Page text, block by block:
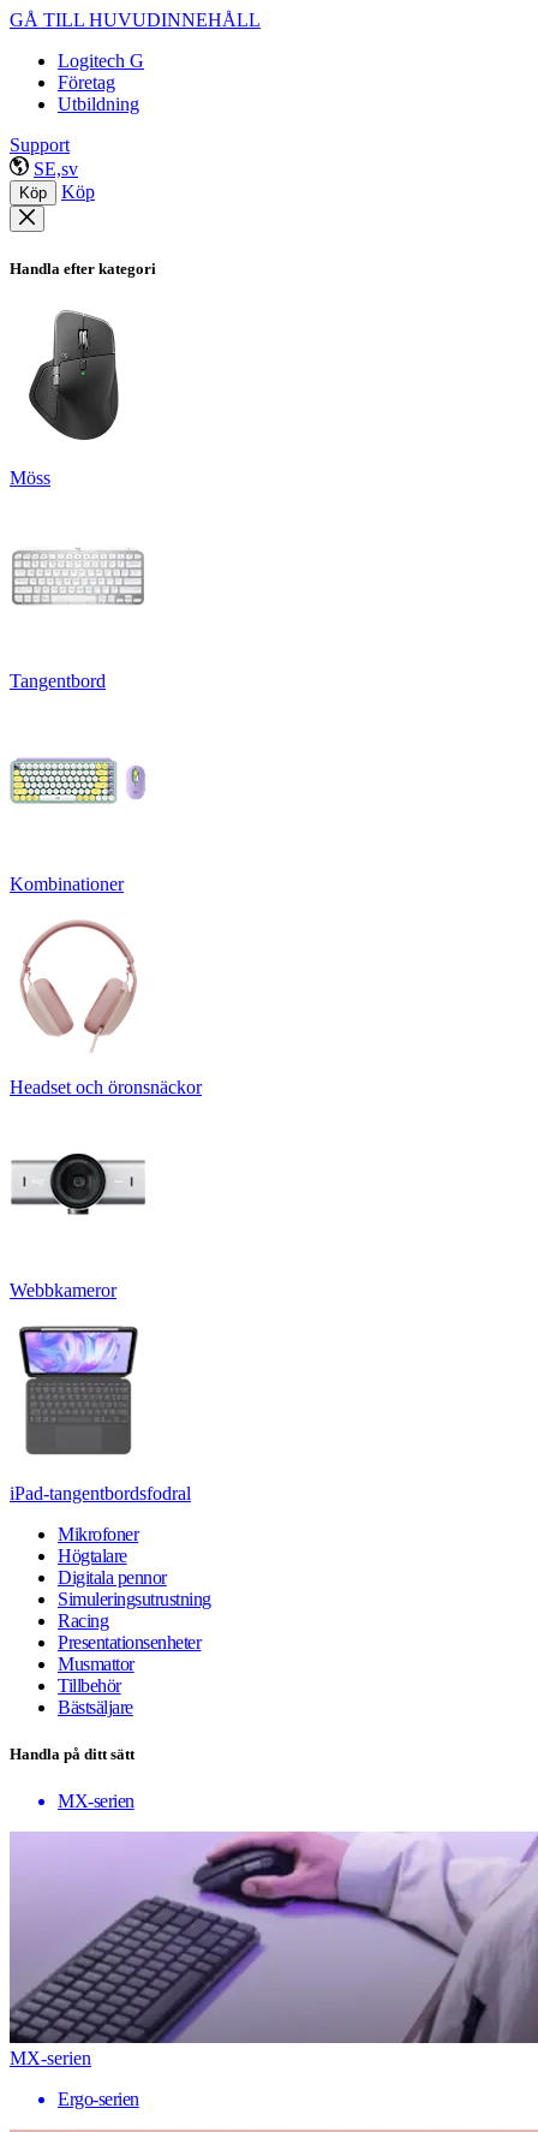
GÅ TILL HUVUDINNEHÅLL
Logitech G
Företag
Utbildning
Support
SE,sv
Köp Köp
Handla efter kategori
Möss
Tangentbord
Kombinationer
Headset och öronsnäckor
Webbkameror
iPad-tangentbordsfodral
Mikrofoner
Högtalare
Digitala pennor
Simuleringsutrustning
Racing
Presentationsenheter
Musmattor
Tillbehör
Bästsäljare
Handla på ditt sätt
MX-serien
MX-serien
Ergo-serien